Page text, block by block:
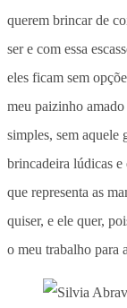
querem brincar de
ser e com essa
eles ficam sem
meu paizinho
simples, sem aquele
brincadeira lúdicas e
que representa as
quiser, e ele quer,
o meu trabalho para